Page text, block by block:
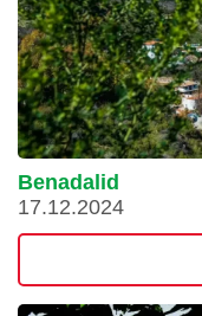
Benadalid
17.12.2024